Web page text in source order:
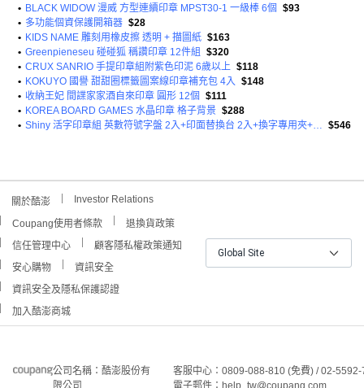
• BLACK WIDOW 漫威 方型連續印章 MPST30-1 一級棒 6個 $93
• 多功能個資保護開箱器 $28
• KIDS NAME 雕刻用橡皮擦 透明 + 描圖紙 $163
• Greenpieneseu 碰碰狐 稱讚印章 12件組
$320
• CRUX SANRIO 手提印章組附紫色印泥 6歲以上 $118
• KOKUYO 國譽 甜甜圈標籤圖案線印章補充包 4入
$148
• 收納王妃 間諜家家酒自來印章 圓形 12個 $111
• KOREA BOARD GAMES 水晶印章 格子背景 $288
•
$546
關於酷澎 Investor Relations
Coupang使用者條款
退換貨政策
信任管理中心
顧客隱私權政策通知
安心購物
資訊安全
資訊安全及隱私保護認證
加入酷澎商城
Global Site
公司名稱：酷澎股份有
限公司
客服中心：0809-088-810 (免費) / 02-
電子郵件：help_tw@coupang.com